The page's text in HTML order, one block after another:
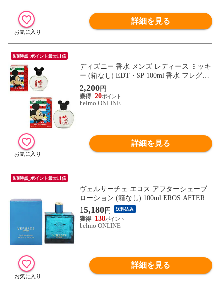
詳細を見る
8/8時点_ポイント最大11倍
ディズニー 香水 メンズ レディース ミッキ
ー (箱なし) EDT・SP 100ml 香水 フレグラ
ンス MICKEY DISNEY 新品 未使用
2,200円
20
belmo ONLINE
詳細を見る
8/8時点_ポイント最大11倍
ヴェルサーチェ エロス アフターシェーブ
ローション (箱なし) 100ml EROS AFTER S
HAVE LOTION VERSACE 新品 未使用
15,180円 送料込み
138
belmo ONLINE
詳細を見る